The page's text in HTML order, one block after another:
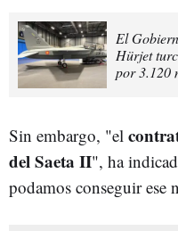
El
Hürjet
por 3.120
Sin embargo, "el
del Saeta II", ha
podamos conseguir ese